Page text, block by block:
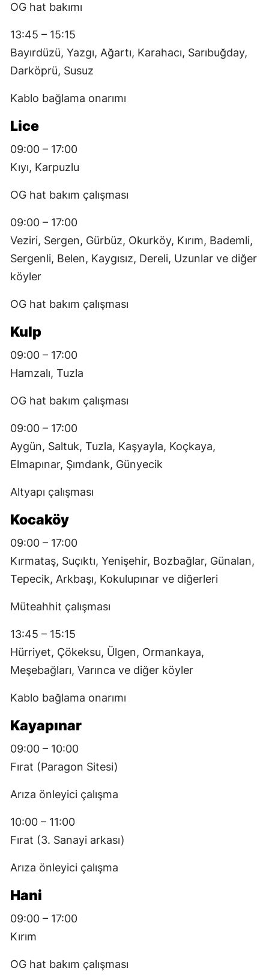
OG hat bakımı
13:45 – 15:15
Bayırdüzü, Yazgı, Ağartı, Karahacı, Sarıbuğday,
Darköprü, Susuz
Kablo bağlama onarımı
Lice
09:00 – 17:00
Kıyı, Karpuzlu
OG hat bakım çalışması
09:00 – 17:00
Veziri, Sergen, Gürbüz, Okurköy, Kırım, Bademli,
Sergenli, Belen, Kaygısız, Dere­li, Uzunlar ve diğer
köyler
OG hat bakım çalışması
Kulp
09:00 – 17:00
Hamzalı, Tuzla
OG hat bakım çalışması
09:00 – 17:00
Aygün, Saltuk, Tuzla, Kaşyayla, Koçkaya,
Elmapınar, Şımdank, Günyecik
Altyapı çalışması
Kocaköy
09:00 – 17:00
Kırmataş, Suçıktı, Yenişehir, Bozbağlar, Günalan,
Tepecik, Arkbaşı, Kokulupınar ve diğerleri
Müteahhit çalışması
13:45 – 15:15
Hürriyet, Çökeksu, Ülgen, Ormankaya,
Meşebağları, Varınca ve diğer köyler
Kablo bağlama onarımı
Kayapınar
09:00 – 10:00
Fırat (Paragon Sitesi)
Arıza önleyici çalışma
10:00 – 11:00
Fırat (3. Sanayi arkası)
Arıza önleyici çalışma
Hani
09:00 – 17:00
Kırım
OG hat bakım çalışması